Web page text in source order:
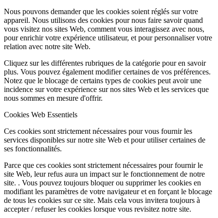
Nous pouvons demander que les cookies soient réglés sur votre
appareil. Nous utilisons des cookies pour nous faire savoir quand
vous visitez nos sites Web, comment vous interagissez avec nous,
pour enrichir votre expérience utilisateur, et pour personnaliser votre
relation avec notre site Web.
Cliquez sur les différentes rubriques de la catégorie pour en savoir
plus. Vous pouvez également modifier certaines de vos préférences.
Notez que le blocage de certains types de cookies peut avoir une
incidence sur votre expérience sur nos sites Web et les services que
nous sommes en mesure d'offrir.
Cookies Web Essentiels
Ces cookies sont strictement nécessaires pour vous fournir les
services disponibles sur notre site Web et pour utiliser certaines de
ses fonctionnalités.
Parce que ces cookies sont strictement nécessaires pour fournir le
site Web, leur refus aura un impact sur le fonctionnement de notre
site. . Vous pouvez toujours bloquer ou supprimer les cookies en
modifiant les paramètres de votre navigateur et en forçant le blocage
de tous les cookies sur ce site. Mais cela vous invitera toujours à
accepter / refuser les cookies lorsque vous revisitez notre site.